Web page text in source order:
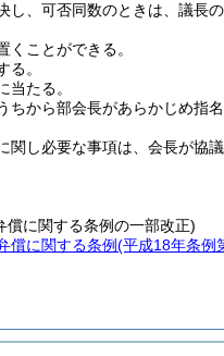
、可否同数のときは、議長の
ことができる。
。
たる。
から部会長があらかじめ指
し必要な事項は、会長が協議
に関する条例の一部改正)
償に関する条例(平成18年条例